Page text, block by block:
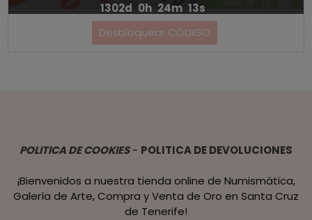
1302d 0h 24m 12s
POLITICA DE COOKIES- POLITICA DE DEVOLUCIONES
¡Bienvenidos a nuestra tienda online de Numismática,
Galería de Arte, Compra y Venta de Oro en Santa Cruz
de Tenerife!